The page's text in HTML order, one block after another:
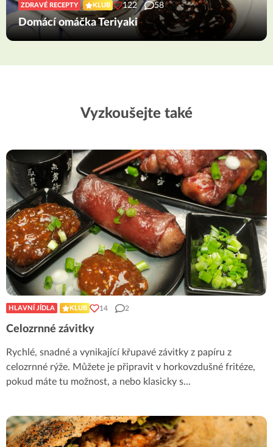
ZDRAVÉ RECEPTY KLUB 122 58
Domácí omáčka Teriyaki
Vyzkoušejte také
HLAVNÍ JÍDLA KLUB 14 2
Celozrnné závitky
Rychlé, snadné a vynikající křupavé závitky z papíru z
celozrnné rýže. Můžete je připravit v horkovzdušné fritéze,
pokud máte tu možnost, a nebo klasicky s...